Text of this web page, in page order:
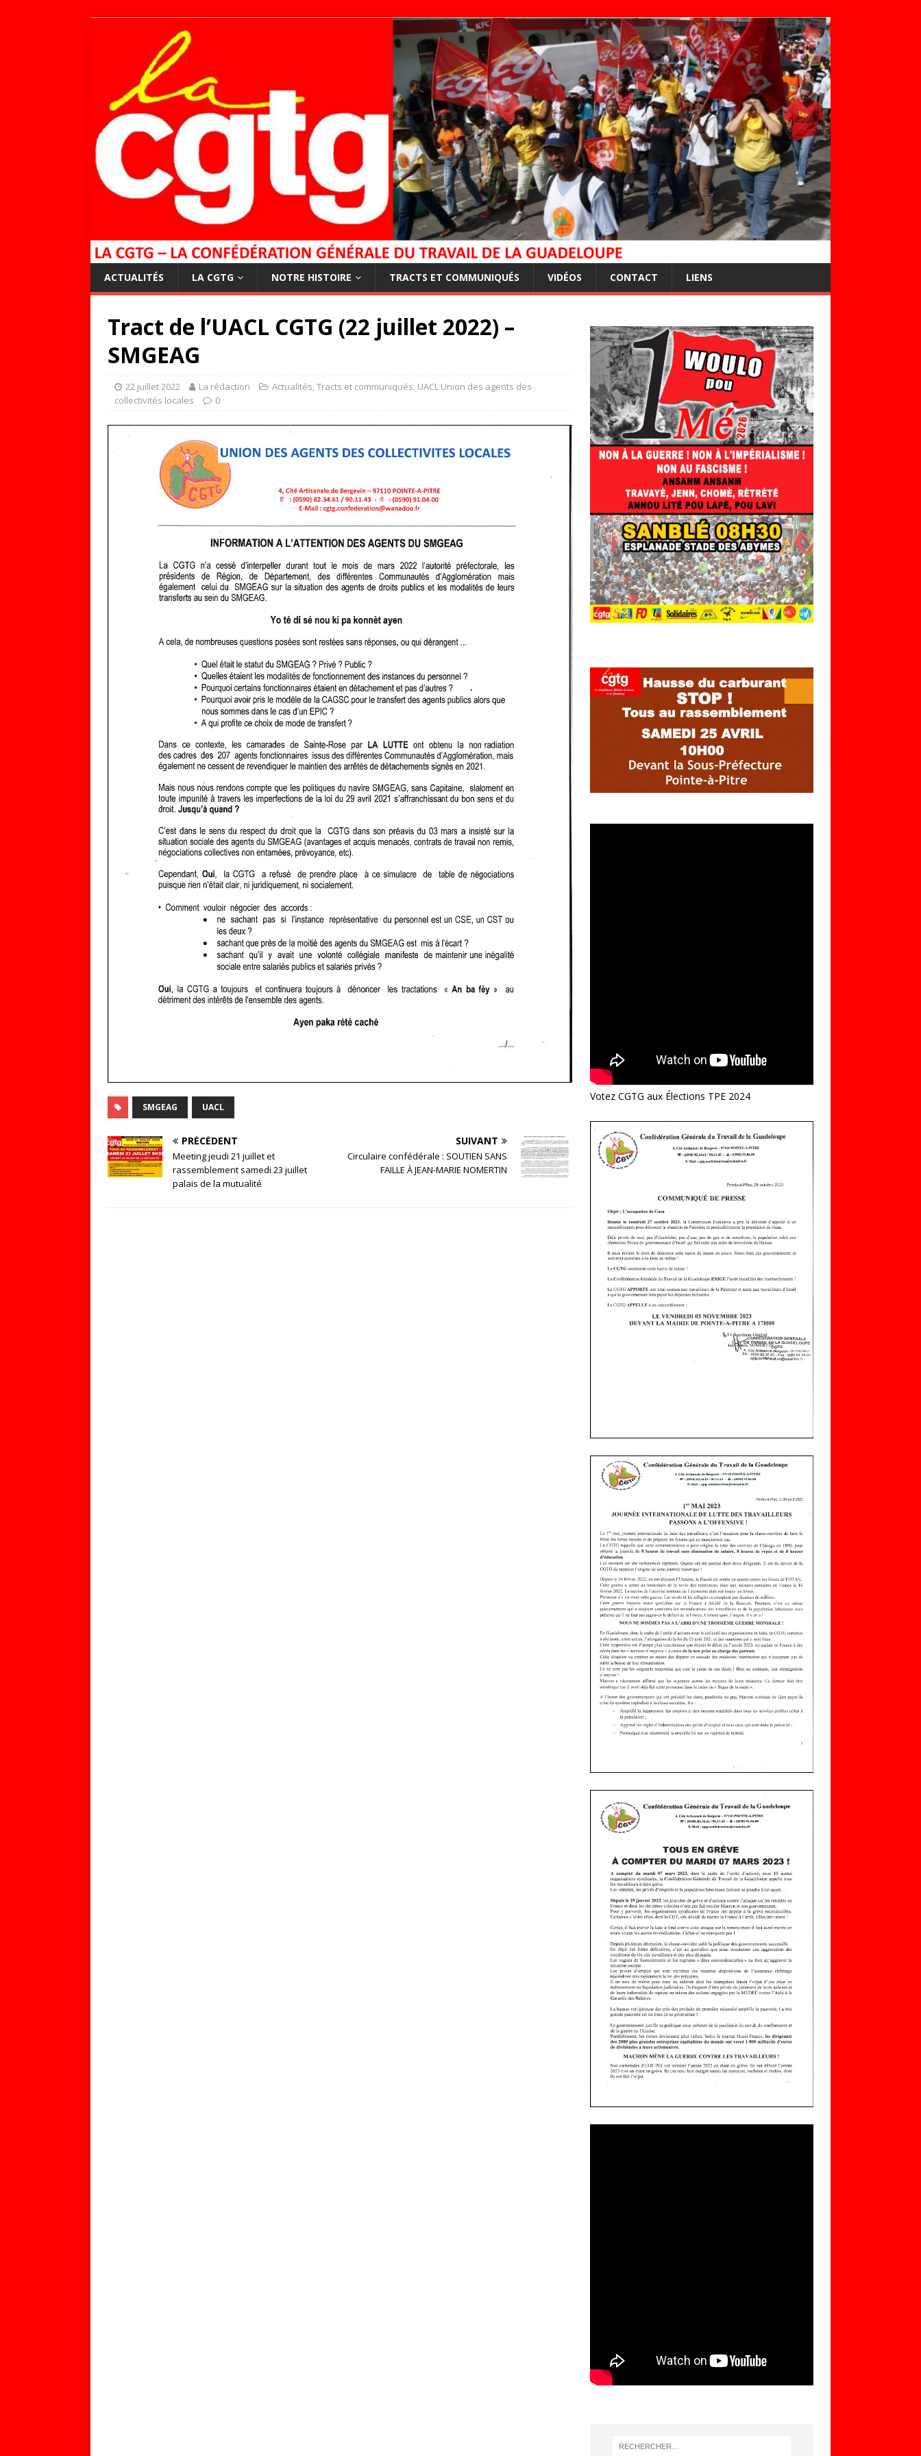
ACTUALITÉS LA CGTG NOTRE HISTOIRE TRACTS ET COMMUNIQUÉS VIDÉOS CONTACT LIENS
Tract de l’UACL CGTG (22 juillet 2022) –
SMGEAG
22 juillet 2022 La rédaction Actualités Tracts et communiqués UACL Union des agents des
collectivités locales
0
SMGEAG UACL
PRÉCÉDENT
Meeting jeudi 21 juillet et
rassemblement samedi 23 juillet
palais de la mutualité
SUIVANT
Circulaire confédérale : SOUTIEN SANS
FAILLE À JEAN-MARIE NOMERTIN
Votez CGTG aux Élections TPE 2024